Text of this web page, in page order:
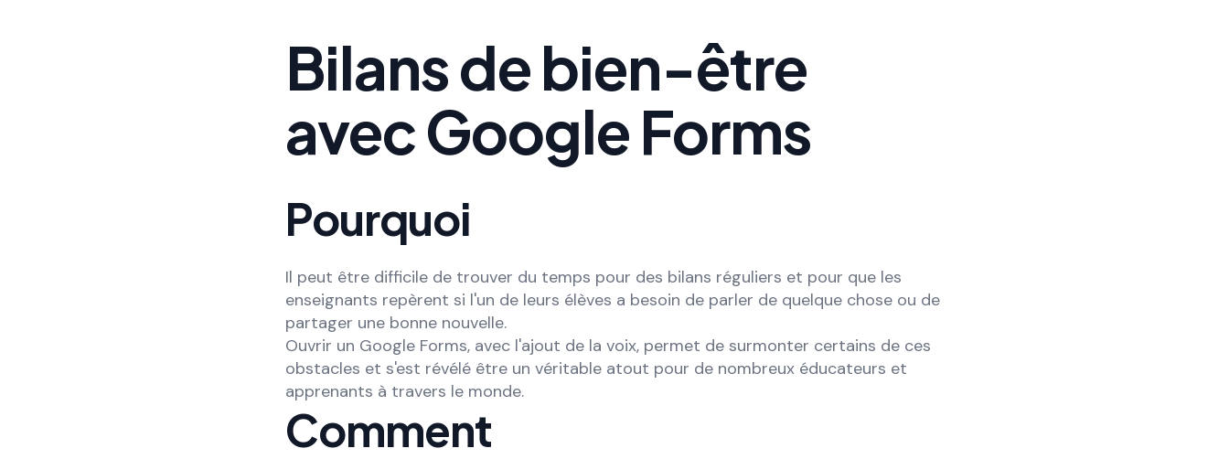
Bilans de bien-être
avec Google Forms
Pourquoi
Il peut être difficile de trouver du temps pour des bilans réguliers et pour que les
enseignants repèrent si l'un de leurs élèves a besoin de parler de quelque chose ou de
partager une bonne nouvelle.
Ouvrir un Google Forms, avec l'ajout de la voix, permet de surmonter certains de ces
obstacles et s'est révélé être un véritable atout pour de nombreux éducateurs et
apprenants à travers le monde.
Comment